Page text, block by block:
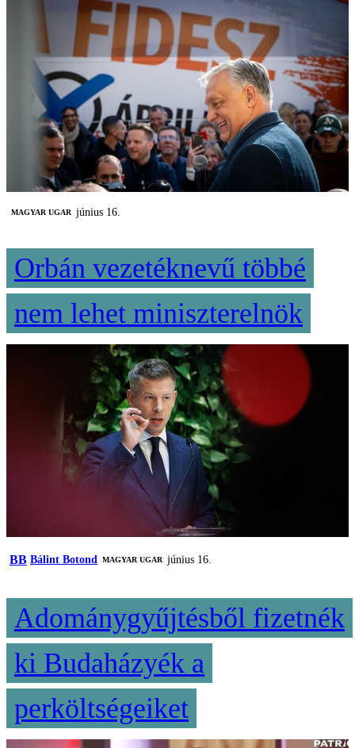
MAGYAR UGAR június 16.
Orbán vezetéknevű többé
nem lehet miniszterelnök
BB Bálint Botond MAGYAR UGAR június 16.
Adománygyűjtésből fizetnék
ki Budaházyék a
perköltségeiket